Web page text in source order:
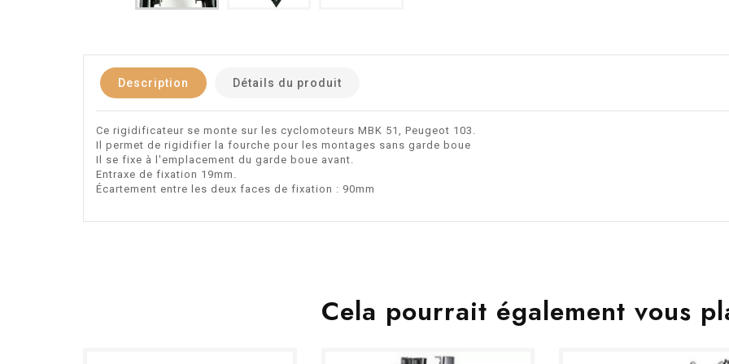
Description Détails du produit
Ce rigidificateur se monte sur les cyclomoteurs MBK 51, Peugeot 103.
Il permet de rigidifier la fourche pour les montages sans garde boue
Il se fixe à l'emplacement du garde boue avant.
Entraxe de fixation 19mm.
Écartement entre les deux faces de fixation : 90mm
Cela pourrait également vous